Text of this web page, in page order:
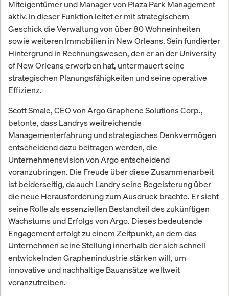
Miteigentümer und Manager von Plaza Park Management
aktiv. In dieser Funktion leitet er mit strategischem
Geschick die Verwaltung von über 80 Wohneinheiten
sowie weiteren Immobilien in New Orleans. Sein fundierter
Hintergrund in Rechnungswesen, den er an der University
of New Orleans erworben hat, untermauert seine
strategischen Planungsfähigkeiten und seine operative
Effizienz.
Scott Smale, CEO von Argo Graphene Solutions Corp.,
betonte, dass Landrys weitreichende
Managementerfahrung und strategisches Denkvermögen
entscheidend dazu beitragen werden, die
Unternehmensvision von Argo entscheidend
voranzubringen. Die Freude über diese Zusammenarbeit
ist beiderseitig, da auch Landry seine Begeisterung über
die neue Herausforderung zum Ausdruck brachte. Er sieht
seine Rolle als essenziellen Bestandteil des zukünftigen
Wachstums und Erfolgs von Argo. Dieses bedeutende
Engagement erfolgt zu einem Zeitpunkt, an dem das
Unternehmen seine Stellung innerhalb der sich schnell
entwickelnden Graphenindustrie stärken will, um
innovative und nachhaltige Bauansätze weltweit
voranzutreiben.